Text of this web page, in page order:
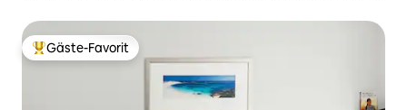
Beliebter Gäste-Favorit.
Gäste-Favorit